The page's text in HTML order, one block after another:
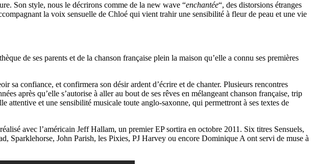
Son style, nous le décrirons comme de la new wave “enchantée“, des distorsions étranges
la voix sensuelle de Chloé qui vient trahir une sensibilité à fleur de peau et une vie
de ses parents et de la chanson française plein la maison qu’elle a connu ses premières
sa confiance, et confirmera son désir ardent d’écrire et de chanter. Plusieurs rencontres
après qu’elle s’autorise à aller au bout de ses rêves en mélangeant chanson française, trip
attentive et une sensibilité musicale toute anglo-saxonne, qui permettront à ses textes de
avec l’américain Jeff Hallam, un premier EP sortira en octobre 2011. Six titres Sensuels,
Sparklehorse, John Parish, les Pixies, PJ Harvey ou encore Dominique A ont servi de muse à